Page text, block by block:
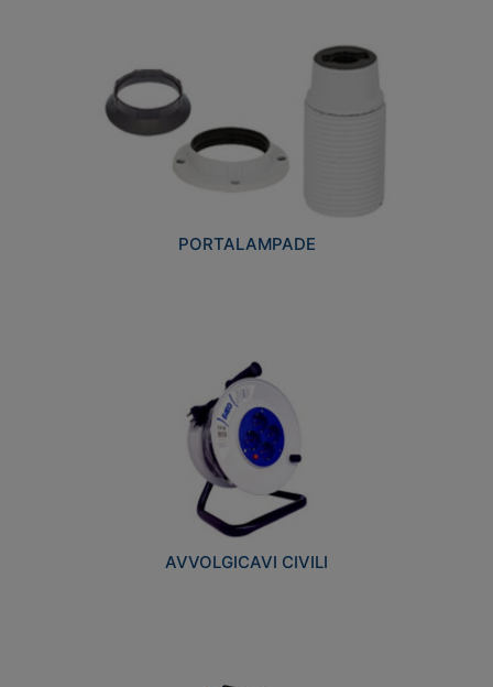
PORTALAMPADE
AVVOLGICAVI CIVILI